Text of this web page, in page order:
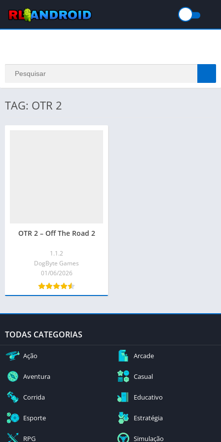
TAG: OTR 2
OTR 2 – Off The Road 2
1.1.2
DogByte Games
01/06/2026
TODAS CATEGORIAS
Ação Arcade
Aventura Casual
Corrida Educativo
Esporte Estratégia
RPG Simulação